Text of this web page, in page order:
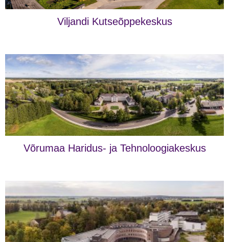
Viljandi Kutseõppekeskus
Võrumaa Haridus- ja Tehnoloogiakeskus